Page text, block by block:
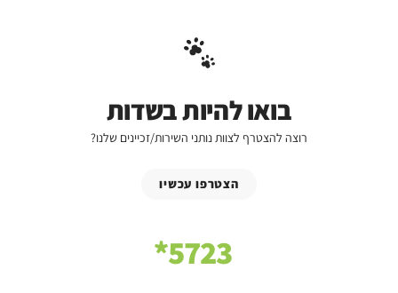
בואו להיות בשדות
רוצה להצטרף לצוות נותני השירות/זכיינים שלנו?
הצטרפו עכשיו
5723*